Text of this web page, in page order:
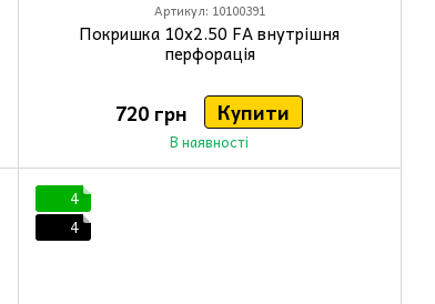
Артикул: 10100391
Покришка 10x2.50 FA внутрішня
перфорація
720 грн Купити
В наявності
4
4